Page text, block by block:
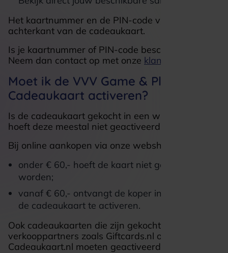
Het kaartnummer en de PIN-code vind je op de
achterkant van de cadeaukaart.
Is je kaartnummer of PIN-code beschadigd?
Neem dan contact op met onze klantenservice
Moet ik de VVV Game & Play
Cadeaukaart activeren?
Is de cadeaukaart gekocht in een winkel? Dan
hoeft deze meestal niet geactiveerd te worden.
Bij online aankopen via onze webshop geldt:
onder € 60,- hoeft de kaart niet geactiveerd te
worden;
vanaf € 60,- ontvangt de koper instructies om
de cadeaukaart te activeren.
Ook cadeaukaarten die zijn gekocht via externe
verkooppartners zoals Giftcards.nl of
Cadeaukaart.nl moeten geactiveerd worden.